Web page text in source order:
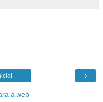
›
a web